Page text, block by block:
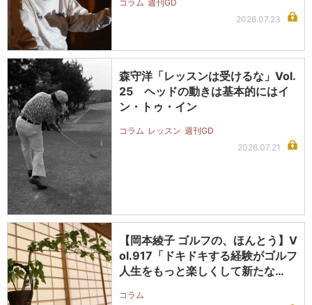
コラム 週刊GD
2026.07.23
森守洋「レッスンは受けるな」Vol.
25 ヘッドの動きは基本的にはイ
ン・トゥ・イン
コラム レッスン 週刊GD
2026.07.21
【岡本綾子 ゴルフの、ほんとう】V
ol.917「ドキドキする経験がゴルフ
人生をもっと楽しくして新たな…
コラム